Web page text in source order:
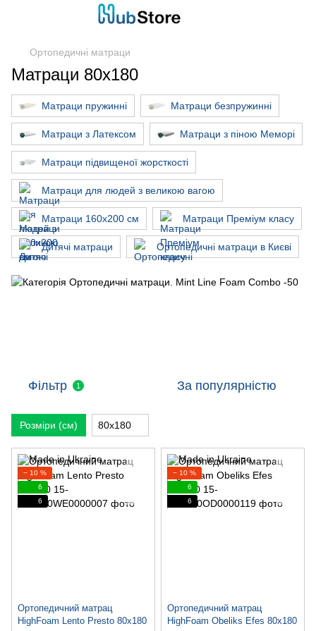
Ортопедичні матраци
Матраци 80x180
Матраци пружинні Матраци безпружинні
Матраци з Латексом Матраци з піною Меморі
Матраци підвищеної жорсткості
Матраци для людей з великою вагою
Матраци 160х200 см Матраци Преміум класу
Дитячі матраци Ортопедичні матраци в Києві
Фільтр 1 За популярністю
Розміри (см) 80х180
− 10 %
6
6
Ортопедичний матрац
HighFoam Lento Presto 80х180
− 10 %
6
6
Ортопедичний матрац
HighFoam Obeliks Efes 80х180